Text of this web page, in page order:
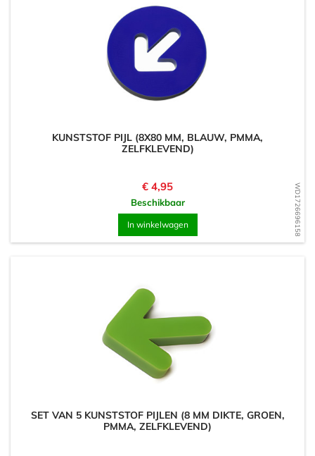
WD1726696158
KUNSTSTOF PIJL (8X80 MM, BLAUW, PMMA,
ZELFKLEVEND)
Prijs
€ 4,95
Beschikbaar
In winkelwagen
SET VAN 5 KUNSTSTOF PIJLEN (8 MM DIKTE, GROEN,
PMMA, ZELFKLEVEND)